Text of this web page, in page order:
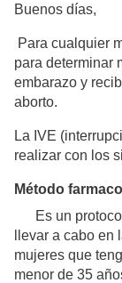
Buenos días,
Para cualquier
para determinar
embarazo y
aborto.
La IVE
realizar con los
Método
Es un
llevar a cabo
mujeres que
menor de 35